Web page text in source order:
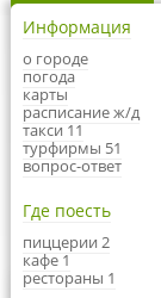
Информация
о городе
погода
карты
расписание ж/д
такси 11
турфирмы 51
вопрос-ответ
Где поесть
пиццерии 2
кафе 1
рестораны 1